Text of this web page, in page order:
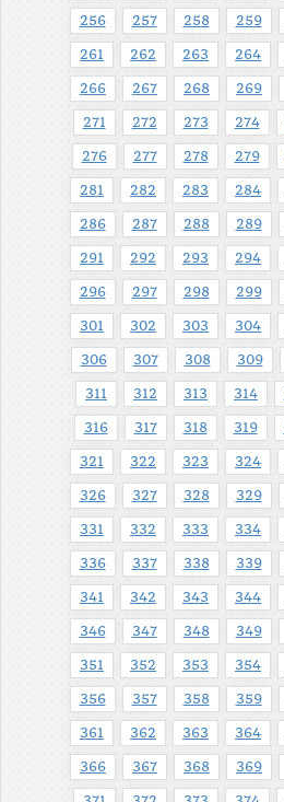
256 257 258 259
261 262 263 264
266 267 268 269
271 272 273 274
276 277 278 279
281 282 283 284
286 287 288 289
291 292 293 294
296 297 298 299
301 302 303 304
306 307 308 309
311 312 313 314
316 317 318 319
321 322 323 324
326 327 328 329
331 332 333 334
336 337 338 339
341 342 343 344
346 347 348 349
351 352 353 354
356 357 358 359
361 362 363 364
366 367 368 369